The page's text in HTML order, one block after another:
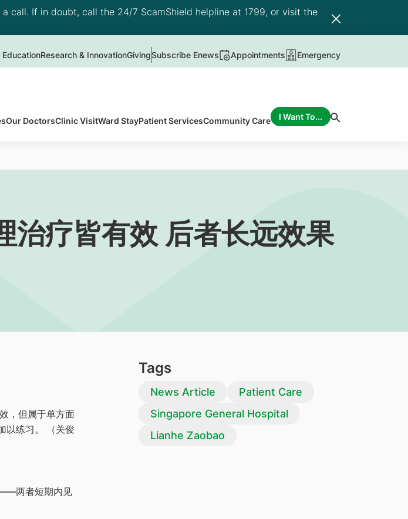
call. If in doubt, call the 24/7 ScamShield helpline at 1799, or visit the
EducationResearch & InnovationGivingSubscribe Enews Appointments Emergency
Our DoctorsClinic VisitWard StayPatient ServicesCommunity Care I Want To...
治疗皆有效 后者长远效果
，但属于单方面
以练习。 （关俊
——两者短期内见
Tags
News Article
Patient Care
Singapore General Hospital
Lianhe Zaobao